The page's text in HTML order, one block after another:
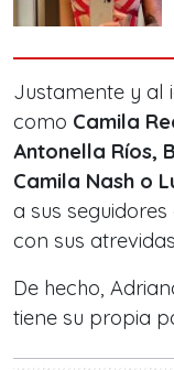
Justamente y al
como Camila
Antonella Ríos,
Camila Nash o
a sus
con sus
De hecho,
tiene su propia